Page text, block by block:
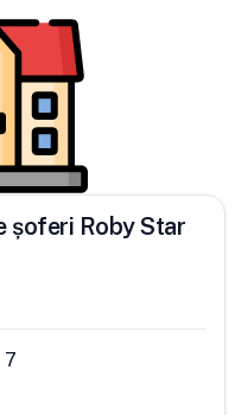
șoferi Roby Star
7